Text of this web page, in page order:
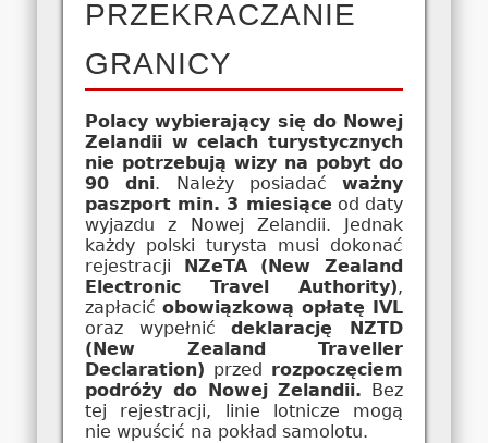
PRZEKRACZANIE
GRANICY
Polacy wybierający się do Nowej
Zelandii w celach turystycznych
nie potrzebują wizy na pobyt do
90 dni. Należy posiadać ważny
paszport min. 3 miesiące od daty
wyjazdu z Nowej Zelandii. Jednak
każdy polski turysta musi dokonać
rejestracji NZeTA (New Zealand
Electronic Travel Authority),
zapłacićobowiązkową opłatę IVL
oraz wypełnićdeklarację NZTD
(New Zealand Traveller
Declaration) przed rozpoczęciem
podróży do Nowej Zelandii. Bez
tej rejestracji, linie lotnicze mogą
nie wpuścić na pokład samolotu.